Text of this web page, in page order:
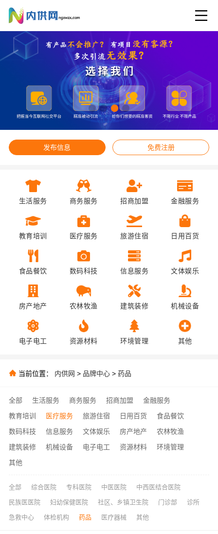
发布信息 免费注册
生活服务 商务服务 招商加盟 金融服务
教育培训 医疗服务 旅游住宿 日用百货
食品餐饮 数码科技 信息服务 文体娱乐
房产地产 农林牧渔 建筑装修 机械设备
电子电工 资源材料 环境管理 其他
当前位置： 内供网 > 品牌中心 > 药品
全部 生活服务 商务服务 招商加盟
金融服务
教育培训
医疗服务 旅游住宿 日用百货
食品餐饮
数码科技
信息服务 文体娱乐 房产地产
农林牧渔
建筑装修
机械设备 电子电工 资源材料
环境管理
其他
全部 综合医院 专科医院 中医医院 中西医结合医院
民族医医院 妇幼保健医院 社区、乡镇卫生院 门诊部 诊所
急救中心 体检机构 药品 医疗器械 其他